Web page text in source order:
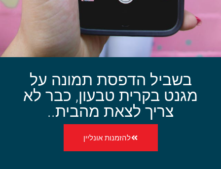
בשביל הדפסת תמונה על
מגנט בקרית טבעון, כבר לא
צריך לצאת מהבית..
להזמנות אונליין